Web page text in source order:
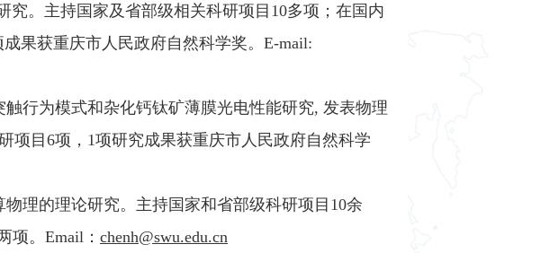
。主持国家及省部级相关科研项目10多项；在国内
果获重庆市人民政府自然科学奖。E-mail:
行为模式和杂化钙钛矿薄膜光电性能研究, 发表物理
项目6项，1项研究成果获重庆市人民政府自然科学
理的理论研究。主持国家和省部级科研项目10余
项。Email： chenh@swu.edu.cn